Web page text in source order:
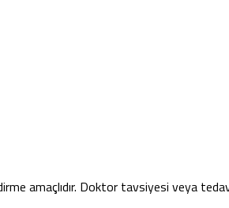
amaçlıdır. Doktor tavsiyesi veya